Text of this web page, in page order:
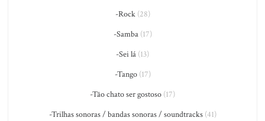
-Rock(28)
-Samba(17)
-Sei lá (13)
-Tango(17)
-Tão chato ser gostoso (17)
-Trilhas sonoras / bandas sonoras / soundtracks(41)